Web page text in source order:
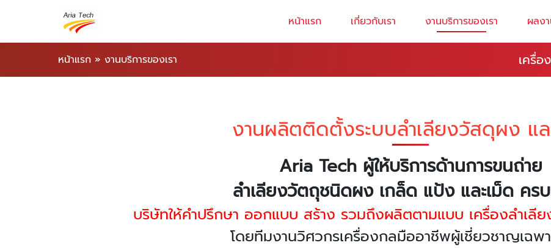
หน้าแรก เกี่ยวกับเรา งานบริการของเรา ผลง
หน้าแรก » งานบริการของเรา เครื่
งานผลิตติดตั้งระบบลำเลียงวัสดุผง แล
Aria Tech ผู้ให้บริการด้านการขนถ่าย
ลำเลียงวัตถุชนิดผง เกล็ด แป้ง และเม็ด คร
บริษัทให้คำปรึกษา ออกแบบ สร้าง รวมถึงผลิตตามแบบ เครื่องลำเ
โดยทีมงานวิศวกรเครื่องกลมืออาชีพผู้เชี่ยวชาญเฉพ